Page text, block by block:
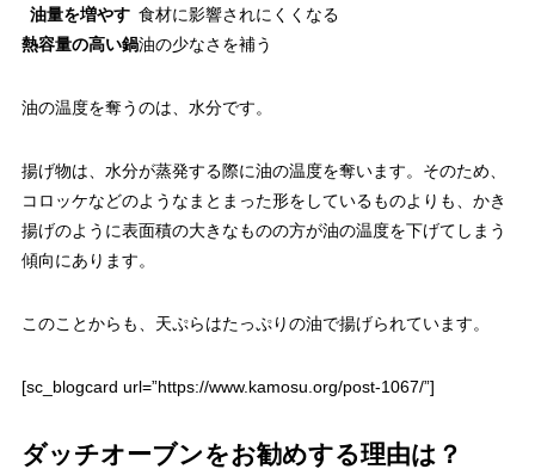
油量を増やす 食材に影響されにくくなる
熱容量の高い鍋油の少なさを補う
油の温度を奪うのは、水分です。
揚げ物は、水分が蒸発する際に油の温度を奪います。そのため、
コロッケなどのようなまとまった形をしているものよりも、かき
揚げのように表面積の大きなものの方が油の温度を下げてしまう
傾向にあります。
このことからも、天ぷらはたっぷりの油で揚げられています。
[sc_blogcard url=”https://www.kamosu.org/post-1067/”]
ダッチオーブンをお勧めする理由は？